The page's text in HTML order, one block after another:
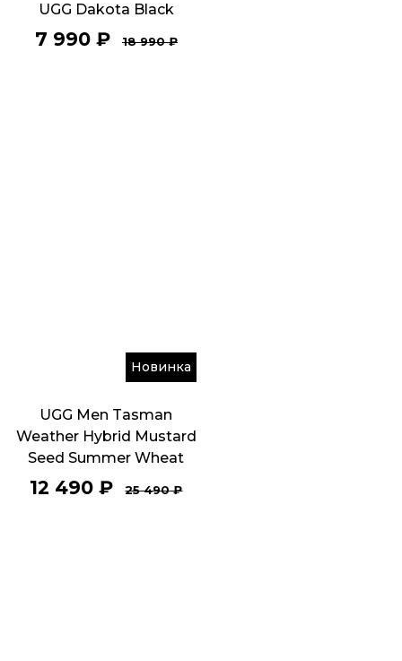
UGG Dakota Black
7 990₽ 18 990₽
Новинка
UGG Men Tasman
Weather Hybrid Mustard
Seed Summer Wheat
12 490 ₽ 25 490₽